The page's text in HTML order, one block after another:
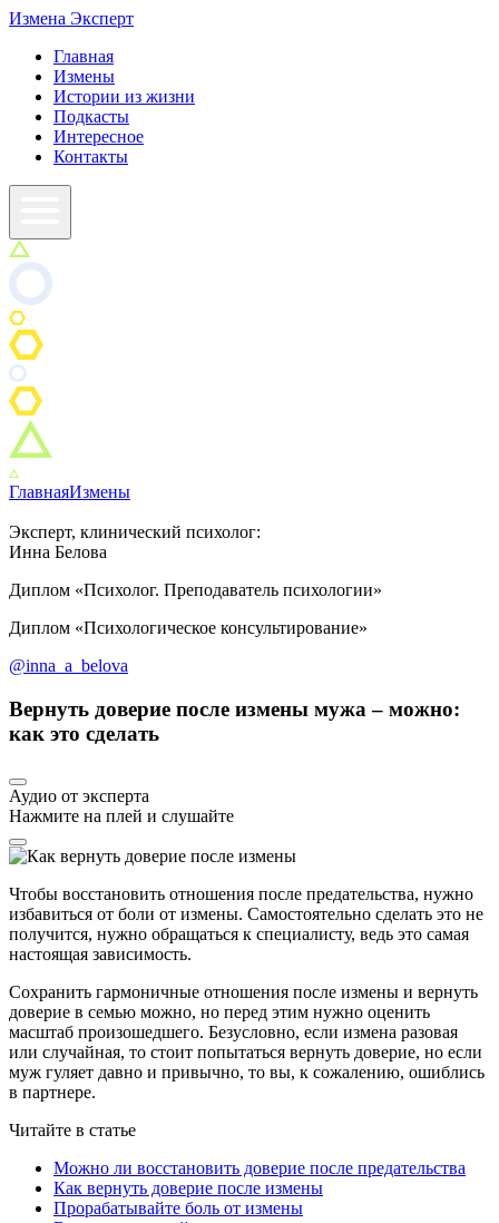
Измена Эксперт
Главная
Измены
Истории из жизни
Подкасты
Интересное
Контакты
ГлавнаяИзмены
Эксперт, клинический психолог:
Инна Белова
Диплом «Психолог. Преподаватель психологии»
Диплом «Психологическое консультирование»
@inna_a_belova
Вернуть доверие после измены мужа – можно:
как это сделать
Аудио от эксперта
Нажмите на плей и слушайте
Чтобы восстановить отношения после предательства, нужно
избавиться от боли от измены. Самостоятельно сделать это не
получится, нужно обращаться к специалисту, ведь это самая
настоящая зависимость.
Сохранить гармоничные отношения после измены и вернуть
доверие в семью можно, но перед этим нужно оценить
масштаб произошедшего. Безусловно, если измена разовая
или случайная, то стоит попытаться вернуть доверие, но если
муж гуляет давно и привычно, то вы, к сожалению, ошиблись
в партнере.
Читайте в статье
Можно ли восстановить доверие после предательства
Как вернуть доверие после измены
Прорабатывайте боль от измены